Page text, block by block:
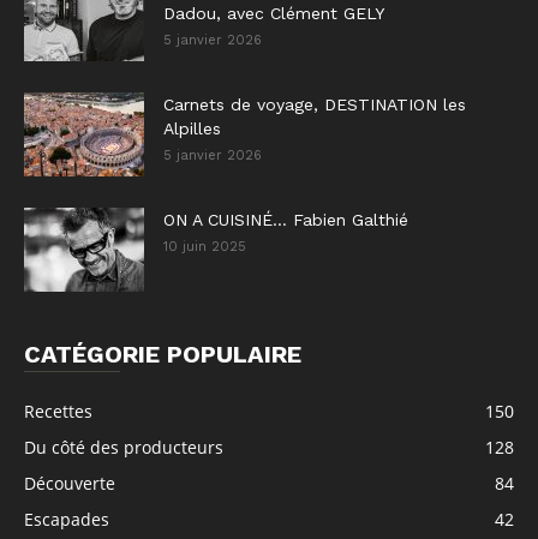
Dadou, avec Clément GELY
5 janvier 2026
Carnets de voyage, DESTINATION les
Alpilles
5 janvier 2026
ON A CUISINÉ… Fabien Galthié
10 juin 2025
CATÉGORIE POPULAIRE
Recettes
150
Du côté des producteurs
128
Découverte
84
Escapades
42